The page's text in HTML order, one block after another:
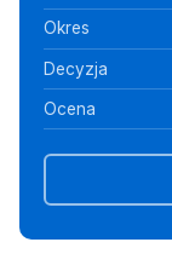
Okres
Decyzja
Ocena